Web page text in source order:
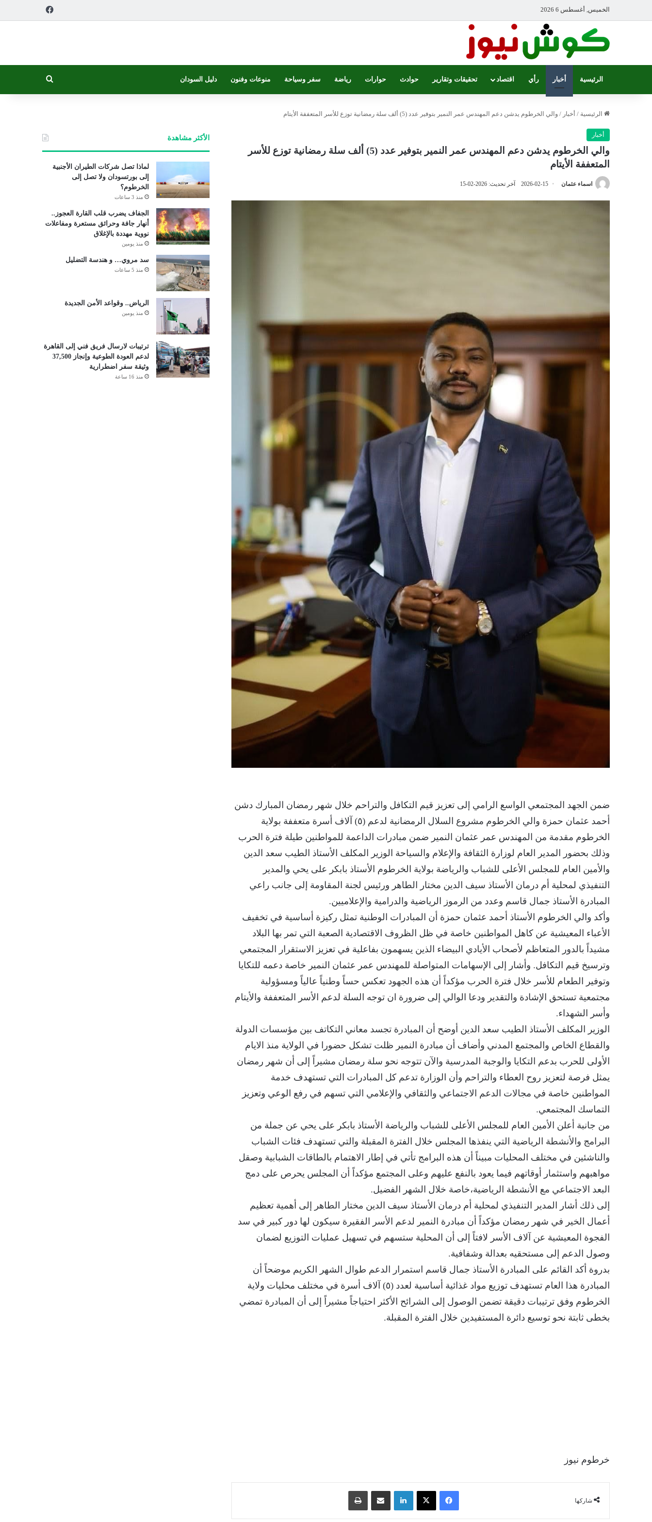
الخميس, أغسطس 6 2026
الرئيسية أخبار رأي اقتصاد تحقيقات وتقارير حوادث حوارات رياضة سفر وسياحة منوعات وفنون دليل السودان
الرئيسية / أخبار / والي الخرطوم يدشن دعم المهندس عمر النمير بتوفير عدد (5) ألف سلة رمضانية توزع للأسر المتعففة الأيتام
أخبار
والي الخرطوم يدشن دعم المهندس عمر النمير بتوفير عدد (5) ألف سلة رمضانية توزع للأسر
المتعففة الأيتام
اسماء عثمان 2026-02-15 آخر تحديث: 2026-02-15
ضمن الجهد المجتمعي الواسع الرامي إلى تعزيز قيم التكافل والتراحم خلال شهر رمضان المبارك دشن
أحمد عثمان حمزة والي الخرطوم مشروع السلال الرمضانية لدعم (٥) آلاف أسرة متعففة بولاية
الخرطوم مقدمة من المهندس عمر عثمان النمير ضمن مبادرات الداعمة للمواطنين طيلة فترة الحرب
وذلك بحضور المدير العام لوزارة الثقافة والإعلام والسياحة الوزير المكلف الأستاذ الطيب سعد الدين
والأمين العام للمجلس الأعلى للشباب والرياضة بولاية الخرطوم الأستاذ بابكر على يحي والمدير
التنفيذي لمحلية أم درمان الأستاذ سيف الدين مختار الطاهر ورئيس لجنة المقاومة إلى جانب راعي
المبادرة الأستاذ جمال قاسم وعدد من الرموز الرياضية والدرامية والإعلاميين.
وأكد والي الخرطوم الأستاذ أحمد عثمان حمزة أن المبادرات الوطنية تمثل ركيزة أساسية في تخفيف
الأعباء المعيشية عن كاهل المواطنين خاصة في ظل الظروف الاقتصادية الصعبة التي تمر بها البلاد
مشيداً بالدور المتعاظم لأصحاب الأيادي البيضاء الذين يسهمون بفاعلية في تعزيز الاستقرار المجتمعي
وترسيخ قيم التكافل. وأشار إلى الإسهامات المتواصلة للمهندس عمر عثمان النمير خاصة دعمه للتكايا
وتوفير الطعام للأسر خلال فترة الحرب مؤكداً أن هذه الجهود تعكس حساً وطنياً عالياً ومسؤولية
مجتمعية تستحق الإشادة والتقدير ودعا الوالي إلى ضرورة ان توجه السلة لدعم الأسر المتعففة والأيتام
وأسر الشهداء.
الوزير المكلف الأستاذ الطيب سعد الدين أوضح أن المبادرة تجسد معاني التكاتف بين مؤسسات الدولة
والقطاع الخاص والمجتمع المدني وأضاف أن مبادرة النمير ظلت تشكل حضورا في الولاية منذ الايام
الأولى للحرب بدعم التكايا والوجبة المدرسية والآن تتوجه نحو سلة رمضان مشيراً إلى أن شهر رمضان
يمثل فرصة لتعزيز روح العطاء والتراحم وأن الوزارة تدعم كل المبادرات التي تستهدف خدمة
المواطنين خاصة في مجالات الدعم الاجتماعي والثقافي والإعلامي التي تسهم في رفع الوعي وتعزيز
التماسك المجتمعي.
من جانبة أعلن الأمين العام للمجلس الأعلى للشباب والرياضة الأستاذ بابكر على يحي عن جملة من
البرامج والأنشطة الرياضية التي ينفذها المجلس خلال الفترة المقبلة والتي تستهدف فئات الشباب
والناشئين في مختلف المحليات مبيناً أن هذه البرامج تأتي في إطار الاهتمام بالطاقات الشبابية وصقل
مواهبهم واستثمار أوقاتهم فيما يعود بالنفع عليهم وعلى المجتمع مؤكداً أن المجلس يحرص على دمج
البعد الاجتماعي مع الأنشطة الرياضية،خاصة خلال الشهر الفضيل.
إلى ذلك أشار المدير التنفيذي لمحلية أم درمان الأستاذ سيف الدين مختار الطاهر إلى أهمية تعظيم
أعمال الخير في شهر رمضان مؤكداً أن مبادرة النمير لدعم الأسر الفقيرة سيكون لها دور كبير في سد
الفجوة المعيشية عن آلاف الأسر لافتاً إلى أن المحلية ستسهم في تسهيل عمليات التوزيع لضمان
وصول الدعم إلى مستحقيه بعدالة وشفافية.
بدروة أكد القائم على المبادرة الأستاذ جمال قاسم استمرار الدعم طوال الشهر الكريم موضحاً أن
المبادرة هذا العام تستهدف توزيع مواد غذائية أساسية لعدد (٥) آلاف أسرة في مختلف محليات ولاية
الخرطوم وفق ترتيبات دقيقة تضمن الوصول إلى الشرائح الأكثر احتياجاً مشيراً إلى أن المبادرة تمضي
بخطى ثابتة نحو توسيع دائرة المستفيدين خلال الفترة المقبلة.
خرطوم نيوز
شاركها
فيسبوك ‫X لينكدإن مشاركة عبر البريد
الأكثر مشاهدة
لماذا تصل شركات الطيران الأجنبية
إلى بورتسودان ولا تصل إلى
الخرطوم؟
منذ 3 ساعات
الجفاف يضرب قلب القارة العجوز..
أنهار جافة وحرائق مستعرة ومفاعلات
نووية مهددة بالإغلاق
منذ يومين
سد مروي… و هندسة التضليل
منذ 5 ساعات
الرياض.. وقواعد الأمن الجديدة
منذ يومين
ترتيبات لارسال فريق فني إلى القاهرة
لدعم العودة الطوعية وإنجاز 37,500
وثيقة سفر اضطرارية
منذ 16 ساعة